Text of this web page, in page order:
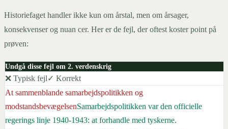
Historiefaget handler ikke kun om årstal, men om årsager,
konsekvenser og nuan cer. Her er de fejl, der oftest koster point på
prøven:
Undgå disse fejl om 2. verdenskrig
❌ Typisk fejl✓ Korrekt
At sammenblande samarbejdspolitikken og
modstandsbevægelsenSamarbejdspolitikken var den officielle
regerings linje 1940-1943: at forhandle med tyskerne.